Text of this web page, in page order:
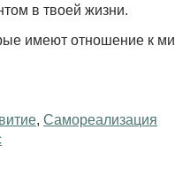
в твоей жизни.
имеют отношение к
Самореализация